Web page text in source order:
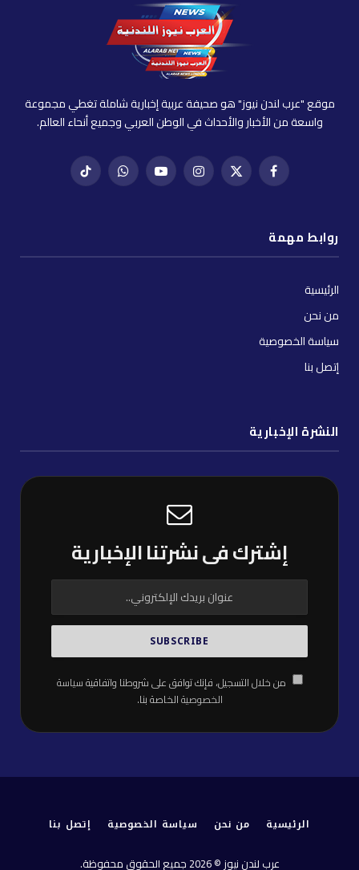
موقع "عرب لندن نيوز" هو صحيفة عربية إخبارية شاملة تغطي مجموعة
واسعة من الأخبار والأحداث في الوطن العربي وجميع أنحاء العالم.
فيسبوكX
إنستغراميوتيوب واتساب تيك
روابط مهمة
الرئيسية
من نحن
سياسة الخصوصية
إتصل بنا
النشرة الإخبارية
إشترك فى نشرتنا الإخبارية
من خلال التسجيل، فإنك توافق على شروطنا واتفاقيةسياسة
الخصوصيةالخاصة بنا.
الرئيسية من نحن سياسة الخصوصية إتصل بنا
عرب لندن نيوز © 2026 جميع الحقوق محفوظة.